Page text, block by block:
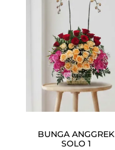
BUNGA ANGGREK
SOLO 1